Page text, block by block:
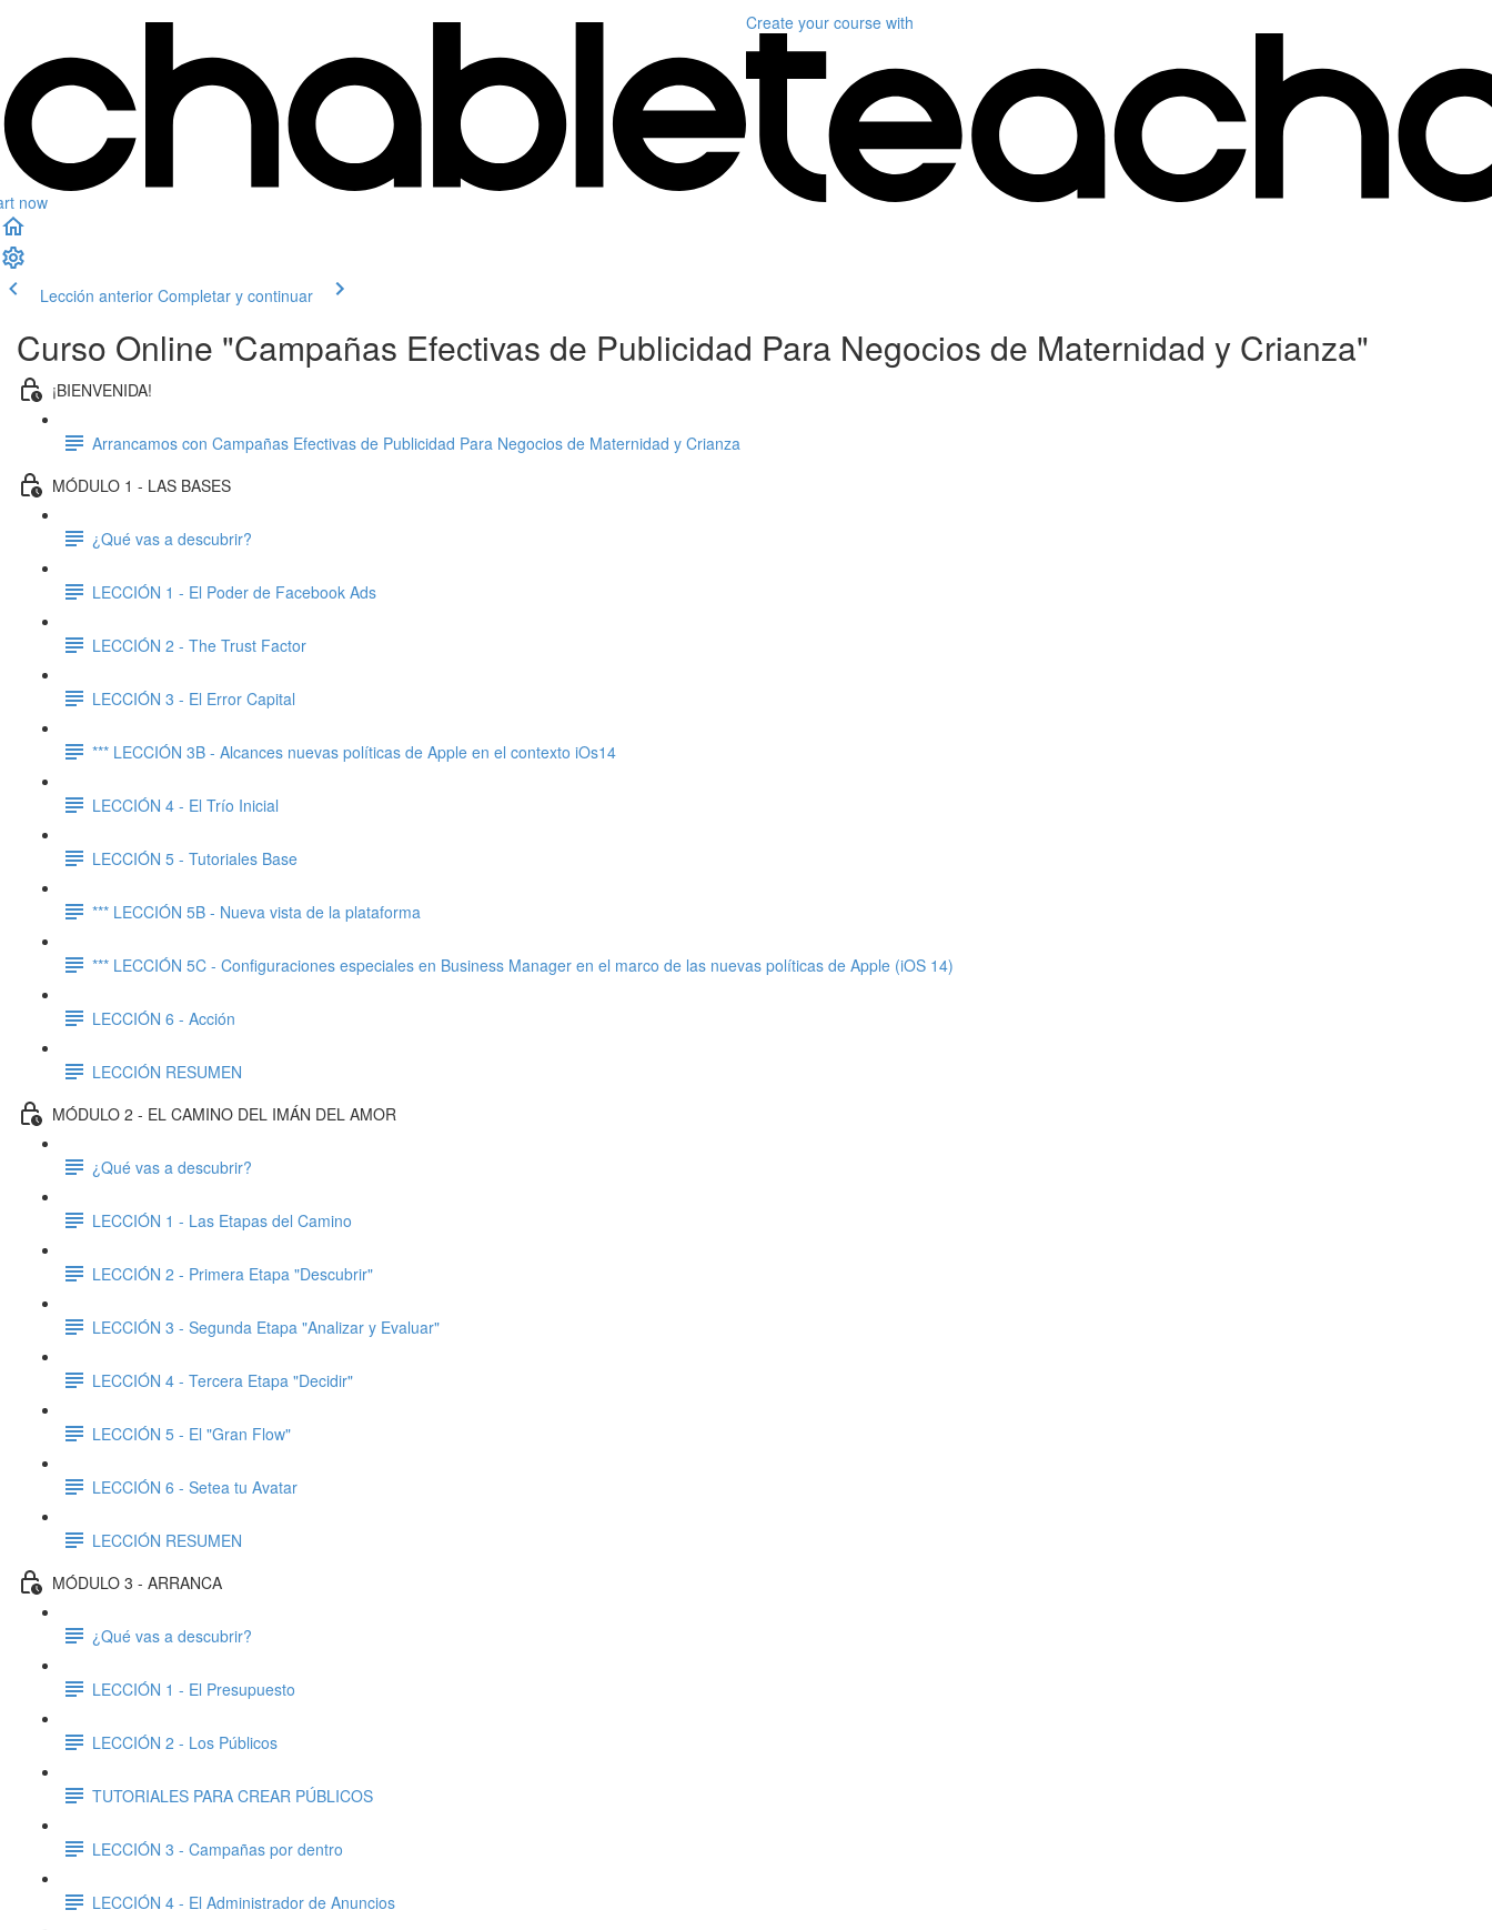
now
Create your course with
Lección anterior Completar y continuar
Curso Online "Campañas Efectivas de Publicidad Para Negocios de Maternidad y Crianza"
¡BIENVENIDA!
Arrancamos con Campañas Efectivas de Publicidad Para Negocios de Maternidad y Crianza
MÓDULO 1 - LAS BASES
¿Qué vas a descubrir?
LECCIÓN 1 - El Poder de Facebook Ads
LECCIÓN 2 - The Trust Factor
LECCIÓN 3 - El Error Capital
*** LECCIÓN 3B - Alcances nuevas políticas de Apple en el contexto iOs14
LECCIÓN 4 - El Trío Inicial
LECCIÓN 5 - Tutoriales Base
*** LECCIÓN 5B - Nueva vista de la plataforma
*** LECCIÓN 5C - Configuraciones especiales en Business Manager en el marco de las nuevas políticas de Apple (iOS 14)
LECCIÓN 6 - Acción
LECCIÓN RESUMEN
MÓDULO 2 - EL CAMINO DEL IMÁN DEL AMOR
¿Qué vas a descubrir?
LECCIÓN 1 - Las Etapas del Camino
LECCIÓN 2 - Primera Etapa "Descubrir"
LECCIÓN 3 - Segunda Etapa "Analizar y Evaluar"
LECCIÓN 4 - Tercera Etapa "Decidir"
LECCIÓN 5 - El "Gran Flow"
LECCIÓN 6 - Setea tu Avatar
LECCIÓN RESUMEN
MÓDULO 3 - ARRANCA
¿Qué vas a descubrir?
LECCIÓN 1 - El Presupuesto
LECCIÓN 2 - Los Públicos
TUTORIALES PARA CREAR PÚBLICOS
LECCIÓN 3 - Campañas por dentro
LECCIÓN 4 - El Administrador de Anuncios